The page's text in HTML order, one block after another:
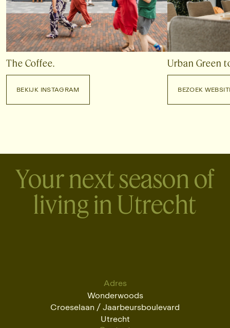
The Coffee.
BEKIJK INSTAGRAM
Urban Green
BEZOEK
Your next season of
living in Utrecht
Adres
Wonderwoods
Croeselaan / Jaarbeursboulevard
Utrecht